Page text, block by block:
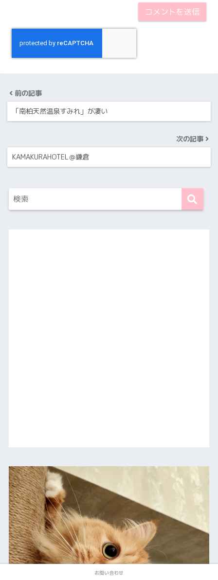
前の記事
「南柏天然温泉すみれ」が凄い
次の記事
KAMAKURAHOTEL＠鎌倉
お問い合わせ